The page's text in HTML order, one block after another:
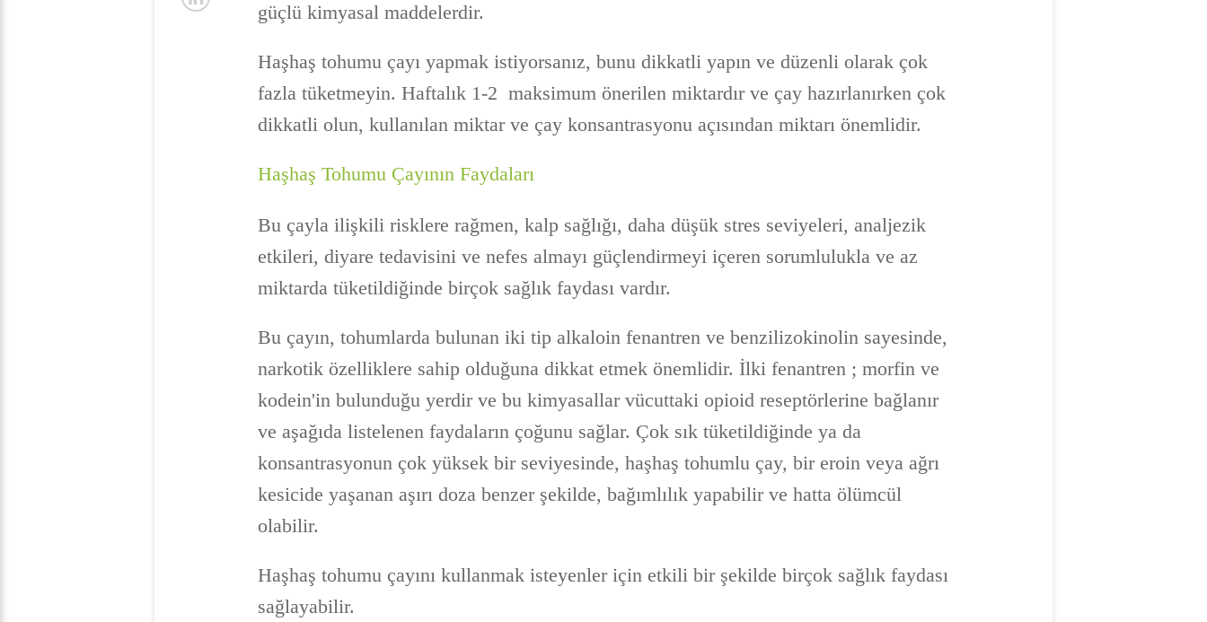
güçlü kimyasal maddelerdir.
Haşhaş tohumu çayı yapmak istiyorsanız, bunu dikkatli yapın ve düzenli olarak çok
fazla tüketmeyin. Haftalık 1-2 maksimum önerilen miktardır ve çay hazırlanırken çok
dikkatli olun, kullanılan miktar ve çay konsantrasyonu açısından miktarı önemlidir.
Haşhaş Tohumu Çayının Faydaları
Bu çayla ilişkili risklere rağmen, kalp sağlığı, daha düşük stres seviyeleri, analjezik
etkileri, diyare tedavisini ve nefes almayı güçlendirmeyi içeren sorumlulukla ve az
miktarda tüketildiğinde birçok sağlık faydası vardır.
Bu çayın, tohumlarda bulunan iki tip alkaloin fenantren ve benzilizokinolin sayesinde,
narkotik özelliklere sahip olduğuna dikkat etmek önemlidir. İlki fenantren ; morfin ve
kodein'in bulunduğu yerdir ve bu kimyasallar vücuttaki opioid reseptörlerine bağlanır
ve aşağıda listelenen faydaların çoğunu sağlar. Çok sık tüketildiğinde ya da
konsantrasyonun çok yüksek bir seviyesinde, haşhaş tohumlu çay, bir eroin veya ağrı
kesicide yaşanan aşırı doza benzer şekilde, bağımlılık yapabilir ve hatta ölümcül
olabilir.
Haşhaş tohumu çayını kullanmak isteyenler için etkili bir şekilde birçok sağlık faydası
sağlayabilir.